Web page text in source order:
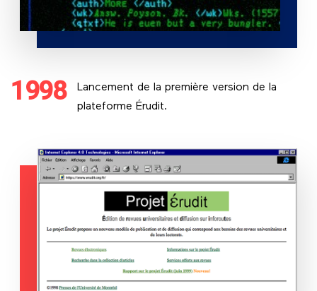
1998
Lancement de la première version de la
plateforme Érudit.